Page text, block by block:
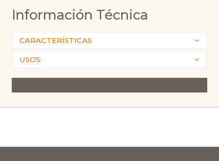
Información Técnica
CARACTERÍSTICAS
USOS